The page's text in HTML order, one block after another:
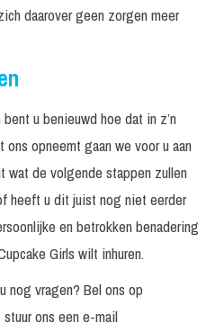
daarover geen zorgen meer
u benieuwd hoe dat in z’n
opneemt gaan we voor u aan
wat de volgende stappen zullen
heeft u dit juist nog niet eerder
en betrokken benadering
Girls wilt inhuren.
nog vragen? Bel ons op
stuur ons een e-mail